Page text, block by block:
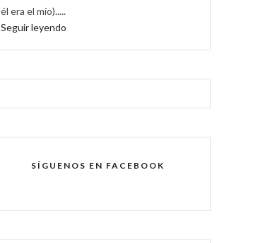
él era el mío).....
Seguir leyendo
SÍGUENOS EN FACEBOOK